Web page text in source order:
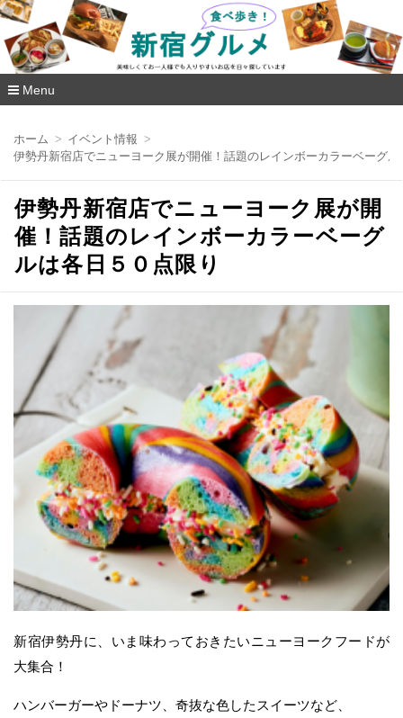
新宿グルメ食べ歩き
Menu
ホーム
イベント情報
伊勢丹新宿店でニューヨーク展が開催！話題のレインボーカラーベーグ
伊勢丹新宿店でニューヨーク展が開
催！話題のレインボーカラーベーグ
ルは各日５０点限り
新宿伊勢丹に、いま味わっておきたいニューヨークフードが
大集合！
ハンバーガーやドーナツ、奇抜な色したスイーツなど、